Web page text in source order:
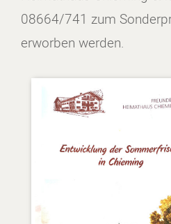
08664/741 zum
erworben werden.